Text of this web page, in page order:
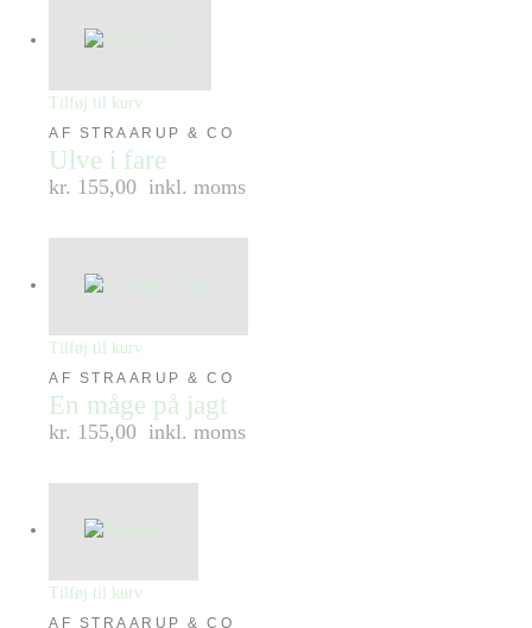
Tilføj til kurv
AF STRAARUP & CO
Ulve i fare
kr. 155,00 inkl. moms
Tilføj til kurv
AF STRAARUP & CO
En måge på jagt
kr. 155,00 inkl. moms
Tilføj til kurv
AF STRAARUP & CO